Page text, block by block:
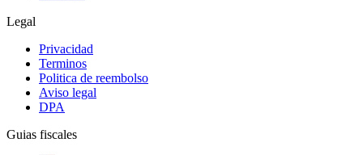
Legal
Privacidad
Terminos
Politica de reembolso
Aviso legal
DPA
Guias fiscales